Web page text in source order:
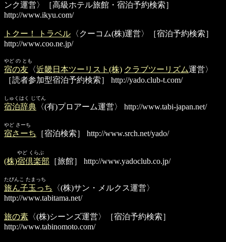
ンク運営〉［高級ホテル旅館・宿泊予約検索］
http://www.ikyu.com/
トクー！ トラベル 〈クーコム(株)運営〉［宿泊予約検索］
http://www.coo.ne.jp/
やど の とも
宿の友 〈近畿日本ツーリスト(株) クラブツーリズム運営〉
［読者参加型宿泊予約検索］
http://yado.club-t.com/
しゅくはく じてん
宿泊辞典 〈(有)プロアーム運営〉 http://www.tabi-japan.net/
やど さーち
宿さーち ［宿泊検索］ http://www.srch.net/yado/
やど くらぶ
(株)宿倶楽部 ［旅館］ http://www.yadoclub.co.jp/
たびんこ たまっち
旅ん子玉っち
〈(株)サン・メルクス運営〉
http://www.tabitama.net/
旅の素 〈(株)シーンズ運営〉［宿泊予約検索］
http://www.tabinomoto.com/